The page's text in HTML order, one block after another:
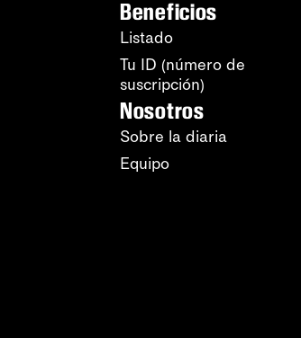
Beneficios
Listado
Tu ID (número de
suscripción)
Nosotros
Sobre la diaria
Equipo